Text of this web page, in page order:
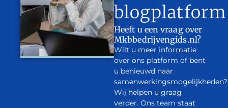
blogplatform
Heeft u een vraag over
Mkbbedrijvengids.nl?
Wilt u meer informatie
over ons platform of bent
u benieuwd naar
samenwerkingsmogelijkheden?
Wij helpen u graag
verder. Ons team staat